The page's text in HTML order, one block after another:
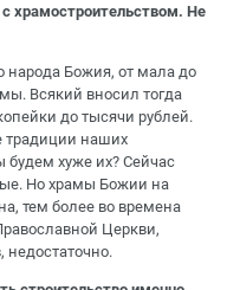
храмостроительством. Не
Божия, от мала до
Всякий вносил тогда
до тысячи рублей.
традиции наших
будем хуже их? Сейчас
Но храмы Божии на
тем более во времена
Церкви,
недостаточно.